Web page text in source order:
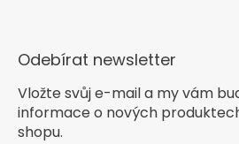
Odebírat newsletter
Vložte svůj e-mail a my vám
informace o nových
shopu.